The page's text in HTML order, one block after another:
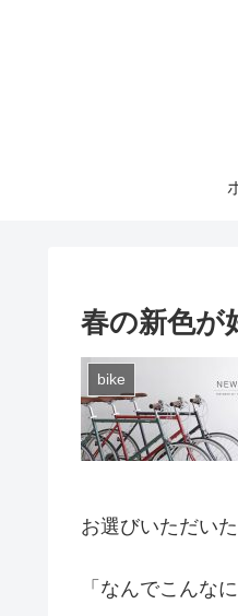
春の新色が
bike
お選びいただい
「なんでこんな